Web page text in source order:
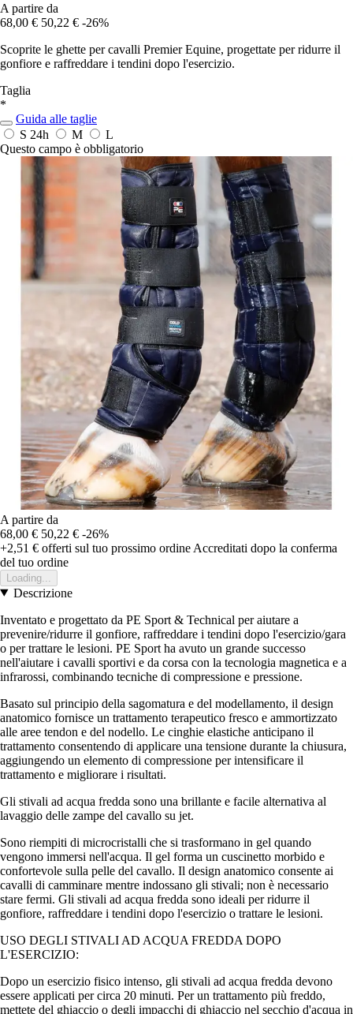
A partire da
68,00 € 50,22 € -26%
Scoprite le ghette per cavalli Premier Equine, progettate per ridurre il
gonfiore e raffreddare i tendini dopo l'esercizio.
Taglia
*
Guida alle taglie
S 24h M
L
Questo campo è obbligatorio
A partire da
68,00 € 50,22 € -26%
+2,51 € offerti sul tuo prossimo ordine Accreditati dopo la conferma
del tuo ordine
Loading...
Descrizione
Inventato e progettato da PE Sport & Technical per aiutare a
prevenire/ridurre il gonfiore, raffreddare i tendini dopo l'esercizio/gara
o per trattare le lesioni. PE Sport ha avuto un grande successo
nell'aiutare i cavalli sportivi e da corsa con la tecnologia magnetica e a
infrarossi, combinando tecniche di compressione e pressione.
Basato sul principio della sagomatura e del modellamento, il design
anatomico fornisce un trattamento terapeutico fresco e ammortizzato
alle aree tendon e del nodello. Le cinghie elastiche anticipano il
trattamento consentendo di applicare una tensione durante la chiusura,
aggiungendo un elemento di compressione per intensificare il
trattamento e migliorare i risultati.
Gli stivali ad acqua fredda sono una brillante e facile alternativa al
lavaggio delle zampe del cavallo su jet.
Sono riempiti di microcristalli che si trasformano in gel quando
vengono immersi nell'acqua. Il gel forma un cuscinetto morbido e
confortevole sulla pelle del cavallo. Il design anatomico consente ai
cavalli di camminare mentre indossano gli stivali; non è necessario
stare fermi. Gli stivali ad acqua fredda sono ideali per ridurre il
gonfiore, raffreddare i tendini dopo l'esercizio o trattare le lesioni.
USO DEGLI STIVALI AD ACQUA FREDDA DOPO
L'ESERCIZIO:
Dopo un esercizio fisico intenso, gli stivali ad acqua fredda devono
essere applicati per circa 20 minuti. Per un trattamento più freddo,
mettete del ghiaccio o degli impacchi di ghiaccio nel secchio d'acqua in